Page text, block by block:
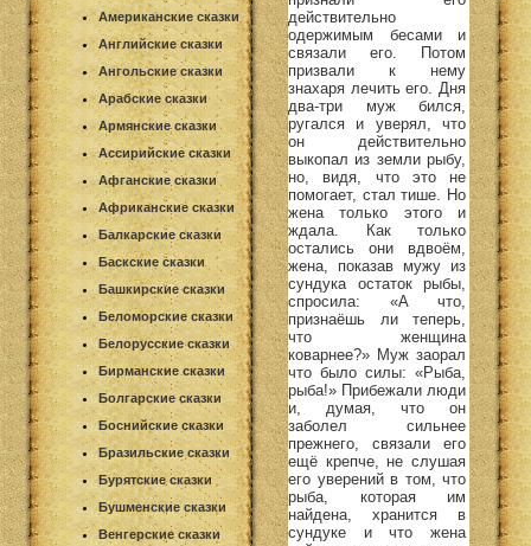
Американские сказки
Английские сказки
Ангольские сказки
Арабские сказки
Армянские сказки
Ассирийские сказки
Афганские сказки
Африканские сказки
Балкарские сказки
Баскские сказки
Башкирские сказки
Беломорские сказки
Белорусские сказки
Бирманские сказки
Болгарские сказки
Боснийские сказки
Бразильские сказки
Бурятские сказки
Бушменские сказки
Венгерские сказки
действительно
одержимым бесами и
связали его. Потом
призвали к нему
знахаря лечить его. Дня
два-три муж бился,
ругался и уверял, что
он действительно
выкопал из земли рыбу,
но, видя, что это не
помогает, стал тише. Но
жена только этого и
ждала. Как только
остались они вдвоём,
жена, показав мужу из
сундука остаток рыбы,
спросила: «А что,
признаёшь ли теперь,
что женщина
коварнее?» Муж заорал
что было силы: «Рыба,
рыба!» Прибежали люди
и, думая, что он
заболел сильнее
прежнего, связали его
ещё крепче, не слушая
его уверений в том, что
рыба, которая им
найдена, хранится в
сундуке и что жена